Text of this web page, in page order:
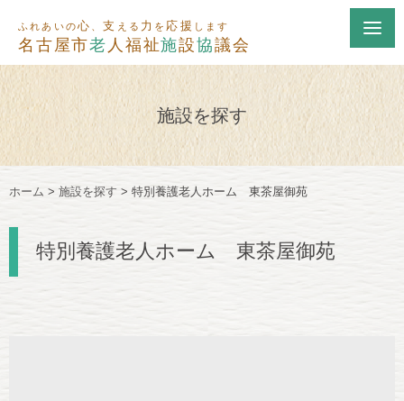
ふれあいの心 、支 える 力 を 応援 します
名古屋市老 人福祉施設協議会
施設を探す
ホーム > 施設を探す > 特別養護老人ホーム 東茶屋御苑
特別養護老人ホーム 東茶屋御苑